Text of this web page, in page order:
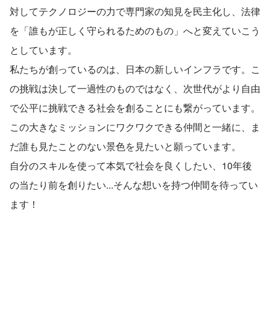
対してテクノロジーの力で専門家の知見を民主化し、法律
を「誰もが正しく守られるためのもの」へと変えていこう
としています。
私たちが創っているのは、日本の新しいインフラです。こ
の挑戦は決して一過性のものではなく、次世代がより自由
で公平に挑戦できる社会を創ることにも繋がっています。
この大きなミッションにワクワクできる仲間と一緒に、ま
だ誰も見たことのない景色を見たいと願っています。
自分のスキルを使って本気で社会を良くしたい、10年後
の当たり前を創りたい...そんな想いを持つ仲間を待ってい
ます！